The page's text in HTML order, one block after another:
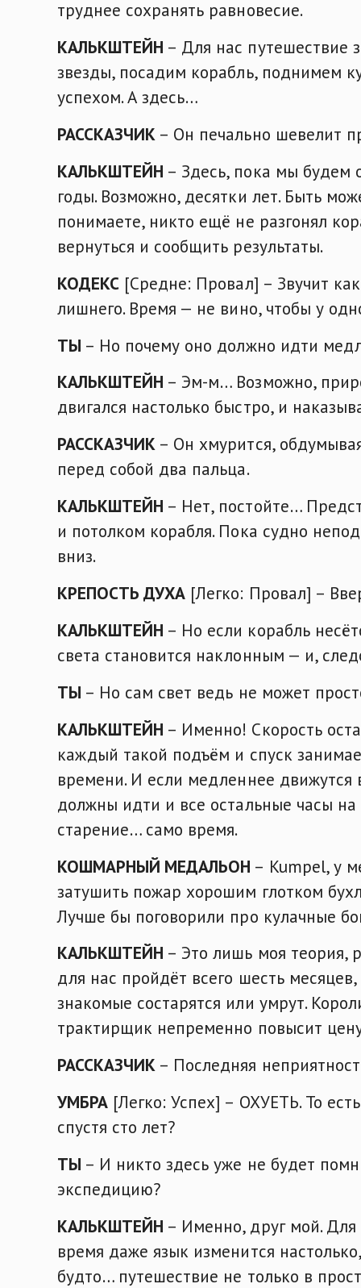
труднее сохранять равновесие.
КАЛЬКШТЕЙН – Для нас путешествие
звезды, посадим корабль, поднимем
успехом. А здесь…
РАССКАЗЧИК – Он печально шевелит
КАЛЬКШТЕЙН – Здесь, пока мы будем
годы. Возможно, десятки лет. Быть
понимаете, никто ещё не разгонял
вернуться и сообщить результаты.
КОДЕКС [Средне: Провал] – Звучит
лишнего. Время — не вино, чтобы у
ТЫ – Но почему оно должно идти
КАЛЬКШТЕЙН – Эм-м… Возможно,
двигался настолько быстро, и
РАССКАЗЧИК – Он хмурится,
перед собой два пальца.
КАЛЬКШТЕЙН – Нет, постойте…
и потолком корабля. Пока судно
вниз.
КРЕПОСТЬ ДУХА [Легко: Провал] –
КАЛЬКШТЕЙН – Но если корабль
света становится наклонным — и,
ТЫ – Но сам свет ведь не может
КАЛЬКШТЕЙН – Именно! Скорость
каждый такой подъём и спуск
времени. И если медленнее
должны идти и все остальные часы
старение… само время.
КОШМАРНЫЙ МЕДАЛЬОН – Kumpel, у
затушить пожар хорошим глотком
Лучше бы поговорили про кулачные
КАЛЬКШТЕЙН – Это лишь моя теория,
для нас пройдёт всего шесть
знакомые состарятся или умрут.
трактирщик непременно повысит
РАССКАЗЧИК – Последняя
УМБРА [Легко: Успех] – ОХУЕТЬ. То
спустя сто лет?
ТЫ – И никто здесь уже не будет
экспедицию?
КАЛЬКШТЕЙН – Именно, друг мой.
время даже язык изменится
будто… путешествие не только в